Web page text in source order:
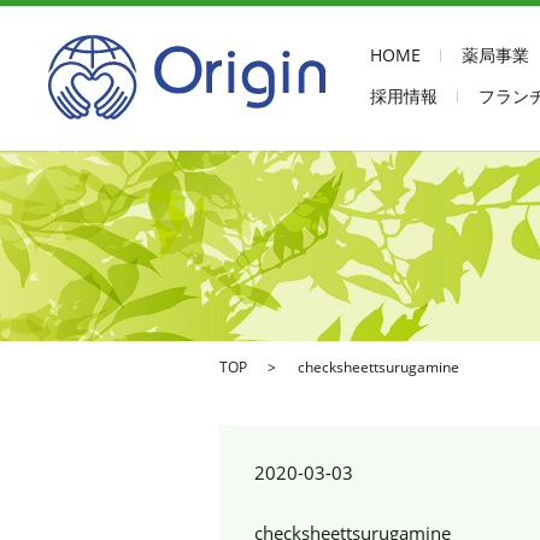
HOME 薬局事業
採用情報
フラン
TOP checksheettsurugamine
2020-03-03
checksheettsurugamine